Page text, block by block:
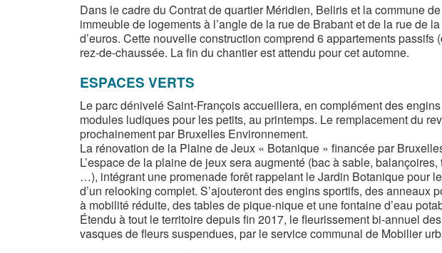
Dans le cadre du Contrat de quartier Méridien, Beliris et la commune
immeuble de logements à l’angle de la rue de Brabant et de la rue de
d’euros. Cette nouvelle construction comprend 6 appartements
rez-de-chaussée. La fin du chantier est attendu pour cet automne.
ESPACES VERTS
Le parc dénivelé Saint-François accueillera, en complément des
modules ludiques pour les petits, au printemps. Le remplacement du
prochainement par Bruxelles Environnement.
La rénovation de la Plaine de Jeux « Botanique » financée par
L’espace de la plaine de jeux sera augmenté (bac à sable,
…), intégrant une promenade forêt rappelant le Jardin Botanique pour
d’un relooking complet. S’ajouteront des engins sportifs, des anneaux
à mobilité réduite, des tables de pique-nique et une fontaine d’eau
Étendu à tout le territoire depuis fin 2017, le fleurissement bi-annuel
vasques de fleurs suspendues, par le service communal de Mobilier